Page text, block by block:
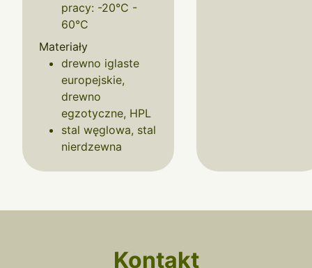
pracy: -20°C -
60°C
Materiały
drewno iglaste
europejskie,
drewno
egzotyczne, HPL
stal węglowa, stal
nierdzewna
Kontakt